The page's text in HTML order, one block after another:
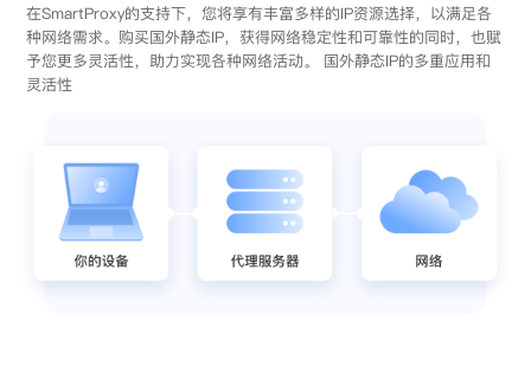
在SmartProxy的支持下，您将享有丰富多样的IP资源选择，以满足各
种网络需求。购买国外静态IP，获得网络稳定性和可靠性的同时，也赋
予您更多灵活性，助力实现各种网络活动。 国外静态IP的多重应用和
灵活性